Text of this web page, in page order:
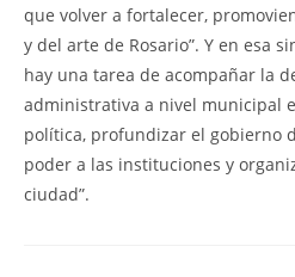
que volver a fortalecer,
y del arte de Rosario”. Y en esa
hay una tarea de acompañar la
administrativa a nivel municipal
política, profundizar el gobierno
poder a las instituciones y
ciudad”.